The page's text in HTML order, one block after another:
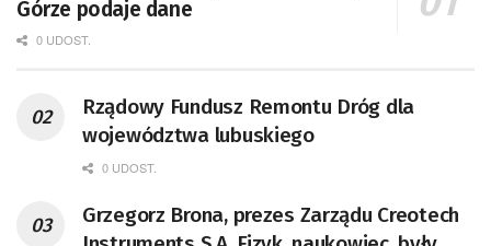
Górze podaje dane
0 UDOST.
Rządowy Fundusz Remontu Dróg dla
województwa lubuskiego
0 UDOST.
Grzegorz Brona, prezes Zarządu Creotech